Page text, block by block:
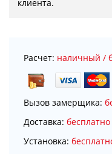
клиента.
Расчет: наличный /
Вызов замерщика:
Доставка: бесплатно
Установка: